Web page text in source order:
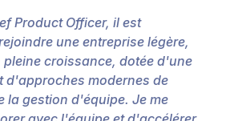
Product Officer, il est
une entreprise légère,
pleine croissance, dotée d'une
d'approches modernes de
la gestion d'équipe. Je me